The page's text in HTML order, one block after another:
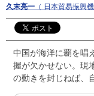
久末亮一 （ 日本貿易振興
中国が海洋に覇を唱
握が欠かせない。現
の動きを封じねば、